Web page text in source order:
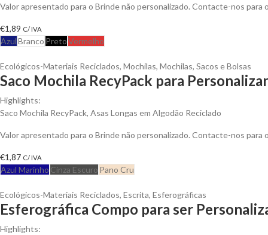
Valor apresentado para o Brinde não personalizado. Contacte-nos
€1,89 C/ IVA
AzulBranco PretoVermelho
Ecológicos-Materiais Reciclados, Mochilas, Mochilas, Sacos e Bolsas
Saco Mochila RecyPack para Personalizar
Highlights:
Saco Mochila RecyPack, Asas Longas em Algodão Reciclado
Valor apresentado para o Brinde não personalizado. Contacte-nos
€1,87 C/ IVA
Azul Marinho Cinza Escuro Pano Cru
Ecológicos-Materiais Reciclados, Escrita, Esferográficas
Esferográfica Compo para ser
Highlights: